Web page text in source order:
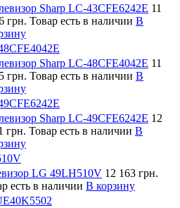
Sharp LC-43CFE6242E 11
грн. Товар есть в наличии В
Sharp LC-48CFE4042E 11
грн. Товар есть в наличии В
Sharp LC-49CFE6242E 12
грн. Товар есть в наличии В
LG 49LH510V 12 163 грн.
есть в наличии В корзину